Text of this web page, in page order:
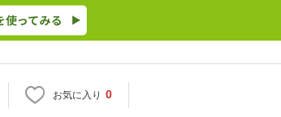
お気に入り 0